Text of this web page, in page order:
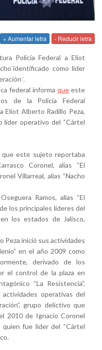
+ Aumentar letra - Reducir letra
Policía Federal a Eliot
como líder
federal informa que este
de la Policía Federal
Eliot Alberto Radillo Peza,
líder operativo del “Cártel
que este sujeto reportaba
Coronel, alias “El
Villarreal, alias “Nacho
Ramos, alias “El
los principales líderes del
los estados de Jalisco,
Peza inició sus actividades
en el año 2009 como
derivado de los
el control de la plaza en
“La Resistencia”,
operativas del
grupo delictivo que
2010 de Ignacio Coronel
quien fue líder del “Cártel